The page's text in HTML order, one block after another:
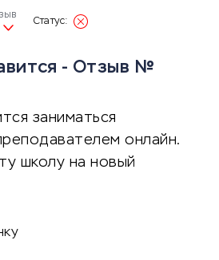
- Отзыв №
заниматься
онлайн.
школу на новый